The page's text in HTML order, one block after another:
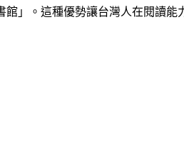
」。這種優勢讓台灣人在閱讀能